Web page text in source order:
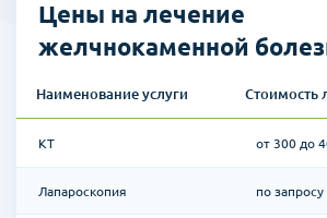
Цены на лечение
желчнокаменной
Наименование услуги Стоимость
КТ от 300 до
Лапароскопия по запросу